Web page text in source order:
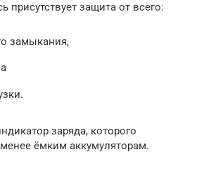
присутствует защита от всего:
замыкания,
заряда, которого
ёмким аккумуляторам.